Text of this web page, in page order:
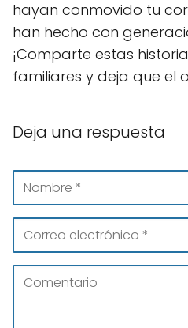
hayan conmovido tu
han hecho con
¡Comparte estas
familiares y deja que el
Deja una respuesta